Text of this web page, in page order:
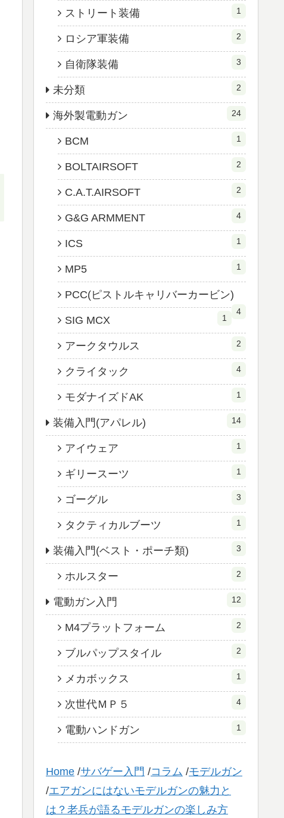
ストリート装備 1
ロシア軍装備 2
自衛隊装備 3
未分類 2
海外製電動ガン 24
BCM 1
BOLTAIRSOFT 2
C.A.T.AIRSOFT 2
G&G ARMMENT 4
ICS 1
MP5 1
PCC(ピストルキャリバーカービン)
4
SIG MCX 1
アークタウルス 2
クライタック 4
モダナイズドAK 1
装備入門(アパレル) 14
アイウェア 1
ギリースーツ 1
ゴーグル 3
タクティカルブーツ 1
装備入門(ベスト・ポーチ類) 3
ホルスター 2
電動ガン入門 12
M4プラットフォーム 2
ブルパップスタイル 2
メカボックス 1
次世代ＭＰ５ 4
電動ハンドガン 1
Home /サバゲー入門 /コラム /モデルガン
/エアガンにはないモデルガンの魅力と
は？老兵が語るモデルガンの楽しみ方